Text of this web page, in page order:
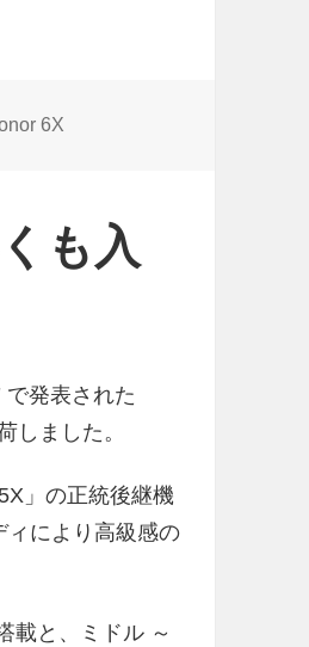
6X
も入
発表された
しました。
」の正統後継機
ィにより高級感の
載と、ミドル ～